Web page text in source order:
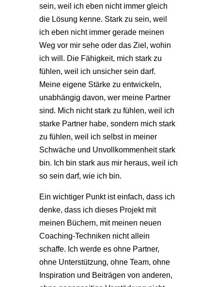
sein, weil ich eben nicht immer gleich
die Lösung kenne. Stark zu sein, weil
ich eben nicht immer gerade meinen
Weg vor mir sehe oder das Ziel, wohin
ich will. Die Fähigkeit, mich stark zu
fühlen, weil ich unsicher sein darf.
Meine eigene Stärke zu entwickeln,
unabhängig davon, wer meine Partner
sind. Mich nicht stark zu fühlen, weil ich
starke Partner habe, sondern mich stark
zu fühlen, weil ich selbst in meiner
Schwäche und Unvollkommenheit stark
bin. Ich bin stark aus mir heraus, weil ich
so sein darf, wie ich bin.
Ein wichtiger Punkt ist einfach, dass ich
denke, dass ich dieses Projekt mit
meinen Büchern, mit meinen neuen
Coaching-Techniken nicht allein
schaffe. Ich werde es ohne Partner,
ohne Unterstützung, ohne Team, ohne
Inspiration und Beiträgen von anderen,